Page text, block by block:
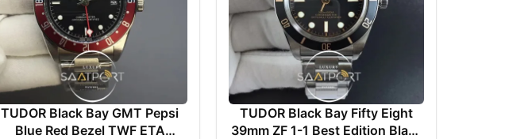
TUDOR Black Bay GMT Pepsi
Blue Red Bezel TWF ETA
TUDOR Black Bay Fifty Eight
39mm ZF 1-1 Best Edition Black